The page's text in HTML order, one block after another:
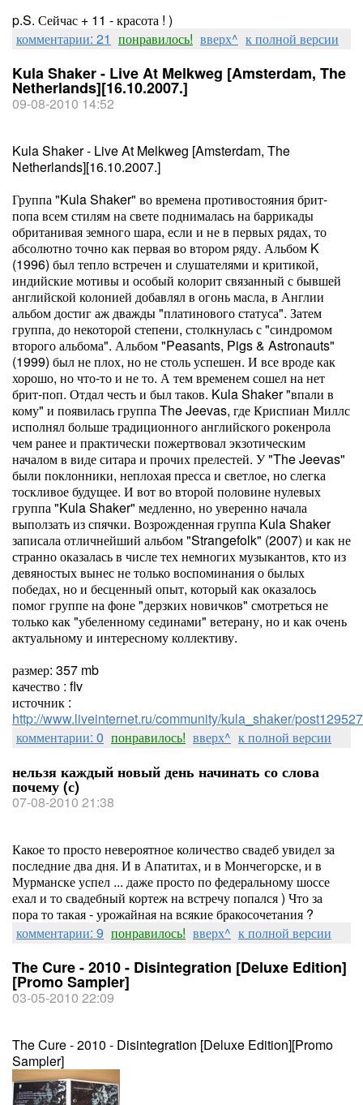
p.S. Сейчас + 11 - красота ! )
комментарии: 21 понравилось! вверх^ к полной версии
Kula Shaker - Live At Melkweg [Amsterdam, The
Netherlands][16.10.2007.]
09-08-2010 14:52
Kula Shaker - Live At Melkweg [Amsterdam, The
Netherlands][16.10.2007.]
Группа "Kula Shaker" во времена противостояния брит-
попа всем стилям на свете поднималась на баррикады
обританивая земного шара, если и не в первых рядах, то
абсолютно точно как первая во втором ряду. Альбом K
(1996) был тепло встречен и слушателями и критикой,
индийские мотивы и особый колорит связанный с бывшей
английской колонией добавлял в огонь масла, в Англии
альбом достиг аж дважды "платинового статуса". Затем
группа, до некоторой степени, столкнулась с "синдромом
второго альбома". Альбом "Peasants, Pigs & Astronauts"
(1999) был не плох, но не столь успешен. И все вроде как
хорошо, но что-то и не то. А тем временем сошел на нет
брит-поп. Отдал честь и был таков. Kula Shaker "впали в
кому" и появилась группа The Jeevas, где Криспиан Миллс
исполнял больше традиционного английского рокенрола
чем ранее и практически пожертвовал экзотическим
началом в виде ситара и прочих прелестей. У "The Jeevas"
были поклонники, неплохая пресса и светлое, но слегка
тоскливое будущее. И вот во второй половине нулевых
группа "Kula Shaker" медленно, но уверенно начала
выползать из спячки. Возрожденная группа Kula Shaker
записала отличнейший альбом "Strangefolk" (2007) и как не
странно оказалась в числе тех немногих музыкантов, кто из
девяностых вынес не только воспоминания о былых
победах, но и бесценный опыт, который как оказалось
помог группе на фоне "дерзких новичков" смотреться не
только как "убеленному сединами" ветерану, но и как очень
актуальному и интересному коллективу.
размер: 357 mb
качество : flv
источник :
http://www.liveinternet.ru/community/kula_shaker/
комментарии: 0 понравилось! вверх^ к полной версии
нельзя каждый новый день начинать со слова
почему (с)
07-08-2010 21:38
Какое то просто невероятное количество свадеб увидел за
последние два дня. И в Апатитах, и в Мончегорске, и в
Мурманске успел ... даже просто по федеральному шоссе
ехал и то свадебный кортеж на встречу попался ) Что за
пора то такая - урожайная на всякие бракосочетания ?
комментарии: 9 понравилось! вверх^ к полной версии
The Cure - 2010 - Disintegration [Deluxe Edition]
[Promo Sampler]
03-05-2010 22:09
The Cure - 2010 - Disintegration [Deluxe Edition][Promo
Sampler]